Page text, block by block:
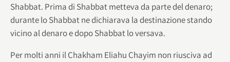
Shabbat. Prima di Shabbat metteva da parte del denaro;
durante lo Shabbat ne dichiarava la destinazione stando
vicino al denaro e dopo Shabbat lo versava.
Per molti anni il Chakham Eliahu Chayim non riusciva ad